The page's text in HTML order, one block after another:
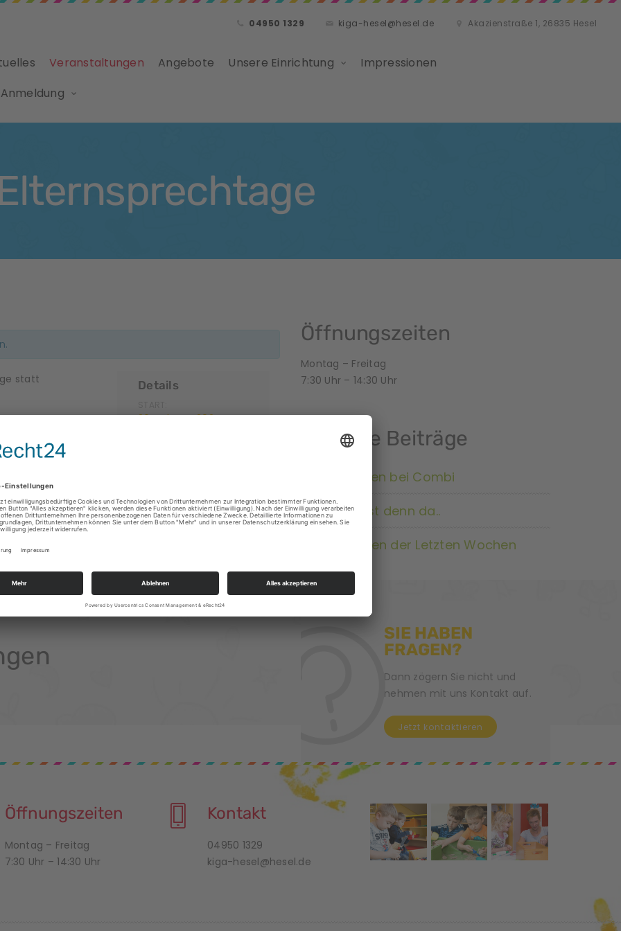
04950 1329 kiga-hesel@hesel.de Akazienstraße 1, 26835 Hesel
Veranstaltungen Angebote Unsere Einrichtung
Impressionen
statt Details
26. Februar 2024 @
Erste Hilfe für Vorschulkinder
Öffnungszeiten
Montag – Freitag
7:30 Uhr – 14:30 Uhr
Neueste Beiträge
Wir gewinnen bei Combi
Was wächst denn da..
Impressionen der Letzten Wochen
SIE HABEN
FRAGEN?
Dann zögern Sie nicht und
nehmen mit uns Kontakt auf.
Jetzt kontaktieren
Öffnungszeiten
Montag – Freitag
7:30 Uhr – 14:30 Uhr
Kontakt
04950 1329
kiga-hesel@hesel.de